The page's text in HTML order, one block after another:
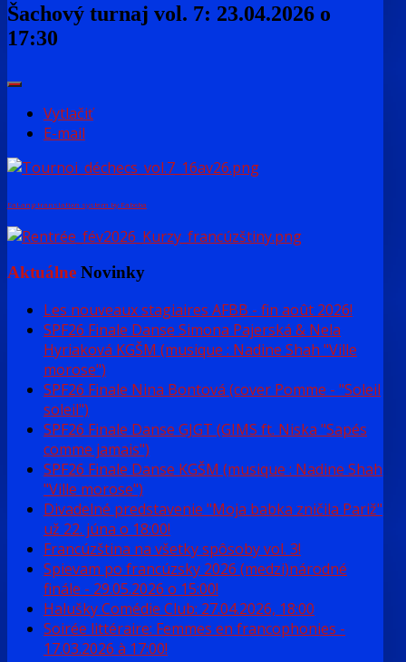
Šachový turnaj vol. 7: 23.04.2026 o
17:30
Vytlačiť
E-mail
FaLang translation system by Faboba
Aktuálne Novinky
Les nouveaux stagiaires AFBB - fin août 2026!
SPF26 Finale Danse Simona Pajerská & Nela
Hyriaková KGŠM (musique : Nadine Shah "Ville
morose")
SPF26 Finale Nina Bontová (cover Pomme - "Soleil
soleil")
SPF26 Finale Danse GJGT (GIMS ft. Niska "Sapés
comme jamais")
SPF26 Finale Danse KGŠM (musique : Nadine Shah
"Ville morose")
Divadelné predstavenie "Moja babka zničila Pariž"
už 22. júna o 18:00!
Francúzština na všetky spôsoby vol. 3!
Spievam po francúzsky 2026 (medzi)národné
finále - 29.05.2026 o 15:00!
Halušky Comédie Club: 27.04.2026, 18:00
Soirée littéraire: Femmes en francophonies -
17.03.2026 à 17:00!